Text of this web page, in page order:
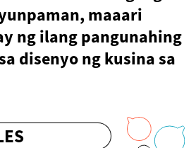
maaari
ng ilang pangunahing
disenyo ng kusina sa